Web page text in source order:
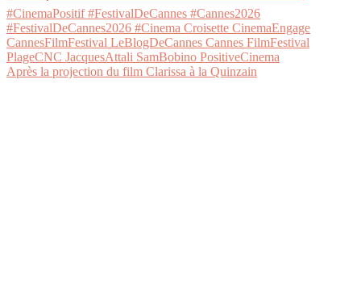
Après la projection du film Clarissa à la Quinzain